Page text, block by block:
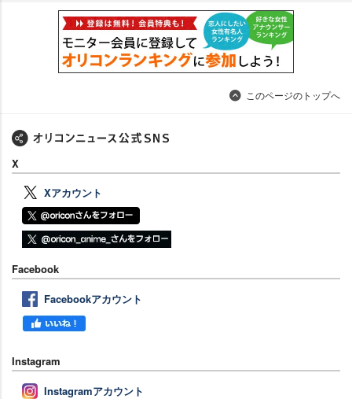
このページのトップへ
X
Xアカウント
Facebook
Facebookアカウント
Instagram
Instagramアカウント